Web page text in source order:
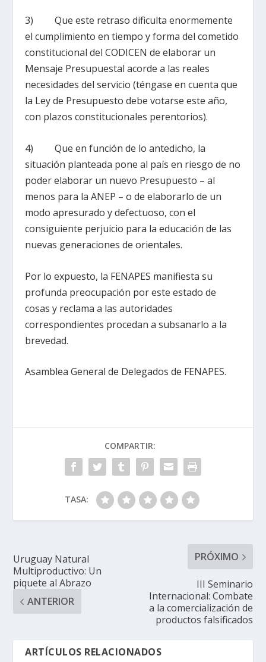
3) Que este retraso dificulta enormemente
el cumplimiento en tiempo y forma del cometido
constitucional del CODICEN de elaborar un
Mensaje Presupuestal acorde a las reales
necesidades del servicio (téngase en cuenta que
la Ley de Presupuesto debe votarse este año,
con plazos constitucionales perentorios).
4) Que en función de lo antedicho, la
situación planteada pone al país en riesgo de no
poder elaborar un nuevo Presupuesto – al
menos para la ANEP – o de elaborarlo de un
modo apresurado y defectuoso, con el
consiguiente perjuicio para la educación de las
nuevas generaciones de orientales.
Por lo expuesto, la FENAPES manifiesta su
profunda preocupación por este estado de
cosas y reclama a las autoridades
correspondientes procedan a subsanarlo a la
brevedad.
Asamblea General de Delegados de FENAPES.
COMPARTIR:
TASA:
Uruguay Natural
Multiproductivo: Un
piquete al Abrazo
ANTERIOR
PRÓXIMO
III Seminario
Internacional: Combate
a la comercialización de
productos falsificados
ARTÍCULOS RELACIONADOS